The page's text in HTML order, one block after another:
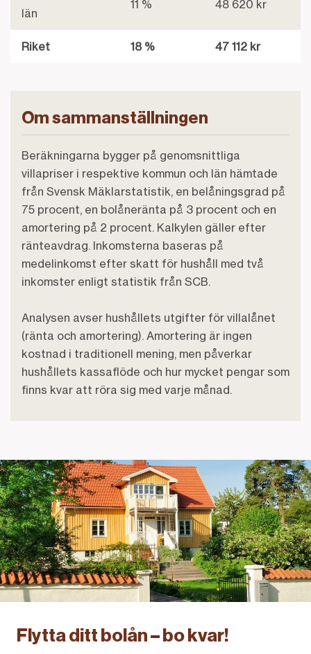
län
11 % 48 620 kr
Riket 18 % 47 112 kr
Om sammanställningen
Beräkningarna bygger på genomsnittliga
villapriser i respektive kommun och län hämtade
från Svensk Mäklarstatistik, en belåningsgrad på
75 procent, en bolåneränta på 3 procent och en
amortering på 2 procent. Kalkylen gäller efter
ränteavdrag. Inkomsterna baseras på
medelinkomst efter skatt för hushåll med två
inkomster enligt statistik från SCB.
Analysen avser hushållets utgifter för villalånet
(ränta och amortering). Amortering är ingen
kostnad i traditionell mening, men påverkar
hushållets kassaflöde och hur mycket pengar som
finns kvar att röra sig med varje månad.
Flytta ditt bolån – bo kvar!